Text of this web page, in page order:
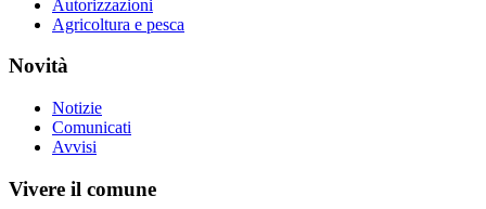
Autorizzazioni
Agricoltura e pesca
Novità
Notizie
Comunicati
Avvisi
Vivere il comune